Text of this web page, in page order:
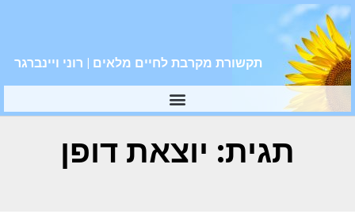
תקשורת מקרבת לחיים מלאים | רוני ויינברגר
תגית: יוצאת דופן